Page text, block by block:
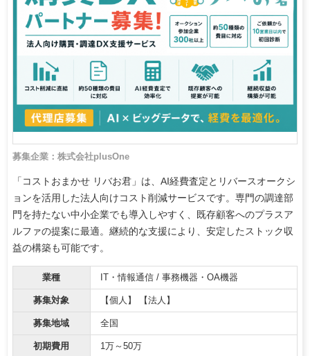
募集企業：株式会社plusOne
「コストおまかせ リバお君」は、AI経費査定とリバースオークシ
ョンを活用した法人向けコスト削減サービスです。専門の調達部
門を持たない中小企業でも導入しやすく、既存顧客へのプラスア
ルファの提案に最適。継続的な支援により、安定したストック収
益の構築も可能です。
業種 IT・情報通信 / 事務機器・OA機器
募集対象 【個人】 【法人】
募集地域 全国
初期費用 1万～50万